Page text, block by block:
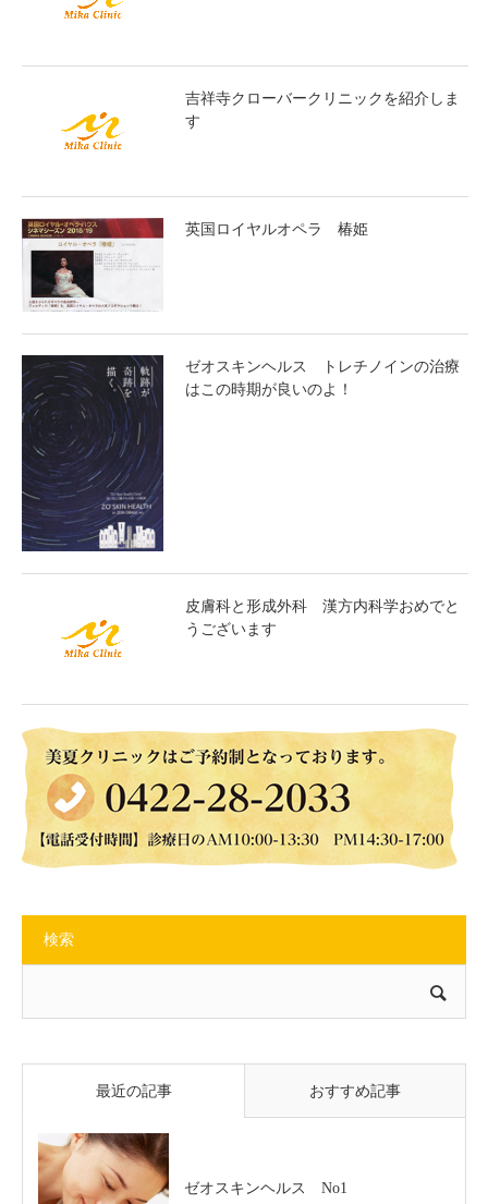
吉祥寺クローバークリニックを紹介しま
す
英国ロイヤルオペラ 椿姫
ゼオスキンヘルス トレチノインの治療
はこの時期が良いのよ！
皮膚科と形成外科 漢方内科学おめでと
うございます
検索
最近の記事 おすすめ記事
ゼオスキンヘルス No1